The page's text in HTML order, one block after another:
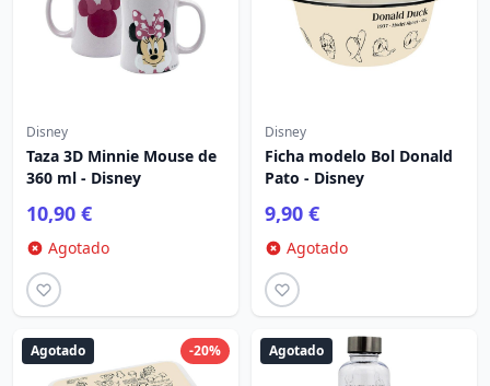
Disney
Taza 3D Minnie Mouse de
360 ​​ml - Disney
10,90 €
Agotado
Disney
Ficha modelo Bol Donald
Pato - Disney
9,90 €
Agotado
-20%
Agotado Agotado